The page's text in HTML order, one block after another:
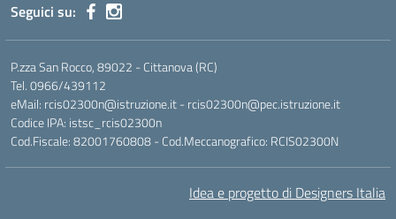
Seguici su:
P.zza San Rocco, 89022 - Cittanova (RC)
Tel. 0966/439112
eMail: rcis02300n@istruzione.it - rcis02300n@pec.istruzione.it
Codice IPA: istsc_rcis02300n
Cod.Fiscale: 82001760808 - Cod.Meccanografico: RCIS02300N
Idea e progetto di Designers Italia